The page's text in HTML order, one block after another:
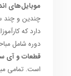
موبایل‌های
چندین و چند
دارد که
دوره شامل
قطعات و آی
است. تمامی